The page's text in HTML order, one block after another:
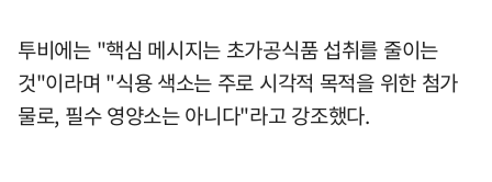
투비에는 "핵심 메시지는 초가공식품 섭취를 줄이는
것"이라며 "식용 색소는 주로 시각적 목적을 위한 첨가
물로, 필수 영양소는 아니다"라고 강조했다.